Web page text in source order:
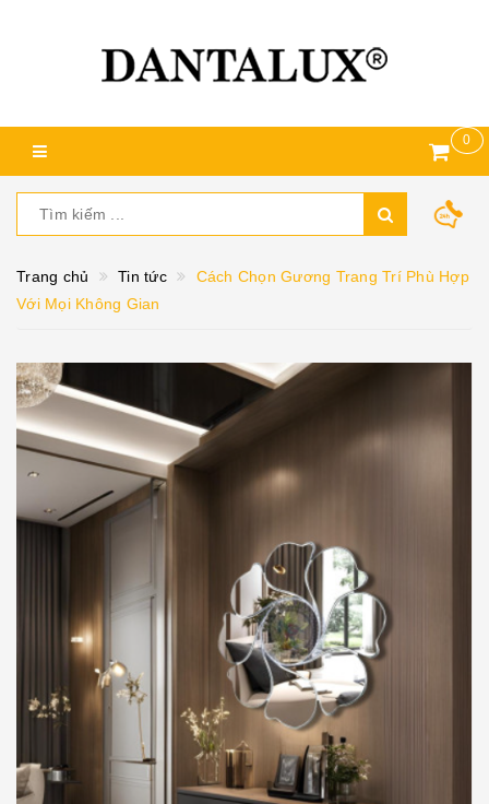
0
Trang chủ Tin tức
Cách Chọn Gương Trang Trí Phù Hợp
Với Mọi Không Gian